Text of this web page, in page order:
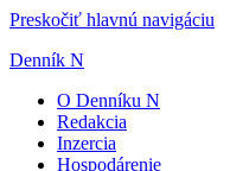
Preskočiť hlavnú navigáciu
Denník N
O Denníku N
Redakcia
Inzercia
Hospodárenie